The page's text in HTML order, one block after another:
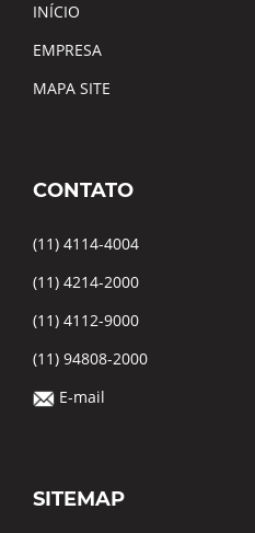
INÍCIO
EMPRESA
MAPA SITE
CONTATO
(11) 4114-4004
(11) 4214-2000
(11) 4112-9000
(11) 94808-2000
E-mail
SITEMAP